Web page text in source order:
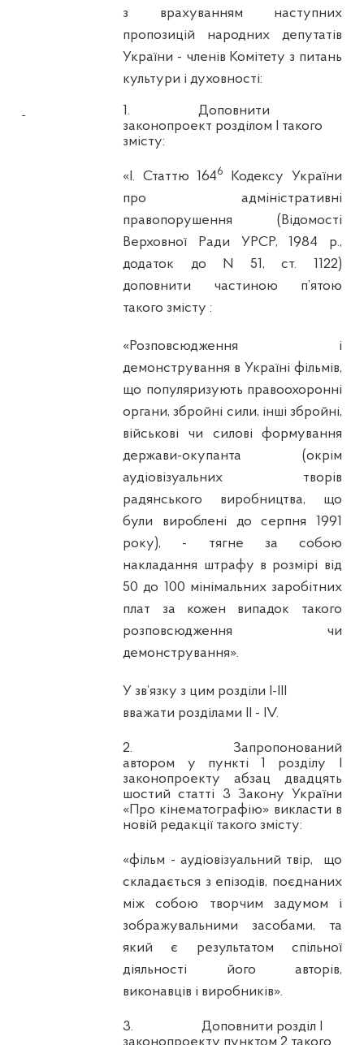
з врахуванням наступних
пропозицій народних депутатів
України - членів Комітету з питань
культури і духовності:
1.
Доповнити
законопроект розділом I такого
змісту:
«І. Статтю 1646
Кодексу України
про адміністративні
правопорушення (Відомості
Верховної Ради УРСР, 1984 р.,
додаток до N 51, ст. 1122)
доповнити частиною п’ятою
такого змісту :
«Розповсюдження і
демонстрування в Україні фільмів,
що популяризують правоохоронні
органи, збройні сили, інші збройні,
військові чи силові формування
держави-окупанта (окрім
аудіовізуальних творів
радянського виробництва, що
були вироблені до серпня 1991
року), - тягне за собою
накладання штрафу в розмірі від
50 до 100 мінімальних заробітних
плат за кожен випадок такого
розповсюдження чи
демонстрування».
У зв’язку з цим розділи I-III
вважати розділами II - IV.
2.
Запропонований
автором у пункті 1 розділу I
законопроекту абзац двадцять
шостий статті 3 Закону України
«Про кінематографію» викласти в
новій редакції такого змісту:
«фільм - аудіовізуальний твір,
що
складається з епізодів, поєднаних
між собою творчим задумом і
зображувальними засобами, та
який є результатом спільної
діяльності його авторів,
виконавців і виробників».
3.
Доповнити розділ I
законопроекту пунктом 2 такого